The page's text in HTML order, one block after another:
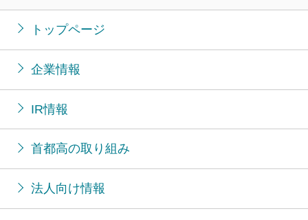
トップページ
企業情報
IR情報
首都高の取り組み
法人向け情報